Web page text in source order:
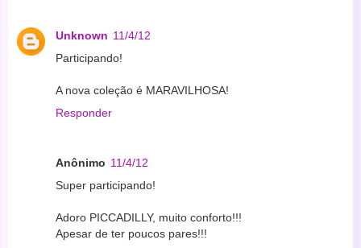
Unknown 11/4/12
Participando!
A nova coleção é MARAVILHOSA!
Responder
Anônimo 11/4/12
Super participando!
Adoro PICCADILLY, muito conforto!!!
Apesar de ter poucos pares!!!